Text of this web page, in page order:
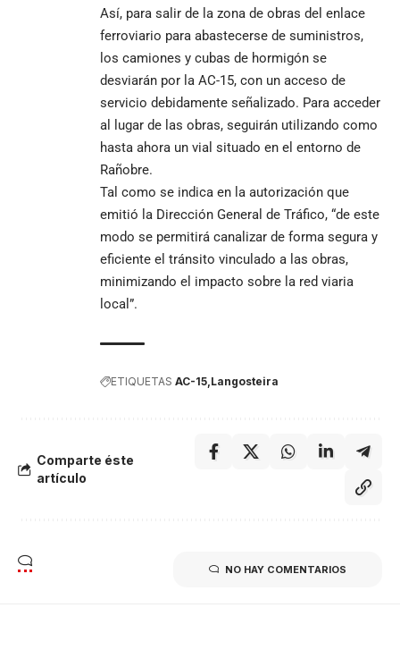
Así, para salir de la zona de obras del enlace
ferroviario para abastecerse de suministros,
los camiones y cubas de hormigón se
desviarán por la AC-15, con un acceso de
servicio debidamente señalizado. Para acceder
al lugar de las obras, seguirán utilizando como
hasta ahora un vial situado en el entorno de
Rañobre.
Tal como se indica en la autorización que
emitió la Dirección General de Tráfico, “de este
modo se permitirá canalizar de forma segura y
eficiente el tránsito vinculado a las obras,
minimizando el impacto sobre la red viaria
local”.
ETIQUETAS AC-15 Langosteira
Comparte éste
artículo
NO HAY COMENTARIOS